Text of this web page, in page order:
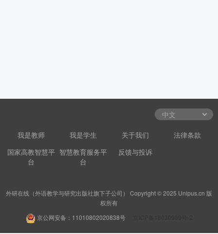
我是教师 我是学生 关于我们
法律条款
国家高教智慧平
台
智慧教育服务平
台
反馈与投诉
外研在线（外语教学与研究出版社旗下子公司） Copyright © 2025 Unipus.cn 版
权所有
京公网安备：11010802020838号